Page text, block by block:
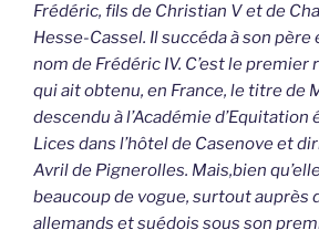
Frédéric, fils de Christian V et de
Hesse-Cassel. Il succéda à son père
nom de Frédéric IV. C’est le premier
qui ait obtenu, en France, le titre de
descendu à l’Académie d’Equitation
Lices dans l’hôtel de Casenove et
Avril de Pignerolles. Mais,bien
beaucoup de vogue, surtout auprès
allemands et suédois sous son